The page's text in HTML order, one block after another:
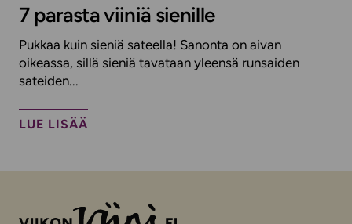
7 parasta viiniä sienille
Pukkaa kuin sieniä sateella! Sanonta on aivan
oikeassa, sillä sieniä tavataan yleensä runsaiden
sateiden...
LUE LISÄÄ